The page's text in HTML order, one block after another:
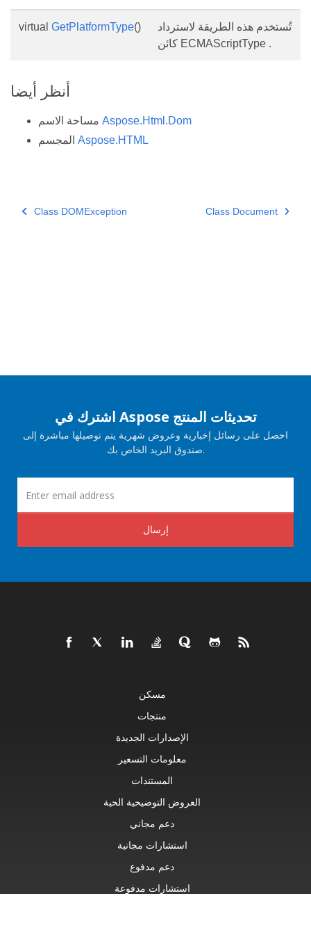
virtual GetPlatformType()
تُستخدم هذه الطريقة لاسترداد
كائن ECMAScriptType .
أنظر أيضا
Aspose.Html.Dom
Aspose.HTML
Class DOMException Class Document
اشترك في Aspose تحديثات المنتج
احصل على رسائل إخبارية وعروض شهرية يتم توصيلها مباشرة إلى
صندوق البريد الخاص بك.
إرسال
مسكن
منتجات
الإصدارات الجديدة
معلومات التسعير
المستندات
العروض التوضيحية الحية
دعم مجاني
استشارات مجانية
دعم مدفوع
استشارات مدفوعة